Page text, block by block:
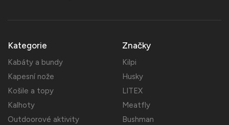
Kategorie
Kabáty a bundy
Kapesní nože
Košile a topy
Kalhoty
Outdoorové aktivity
Značky
Kilpi
Husky
LITEX
Meatfly
Bushman